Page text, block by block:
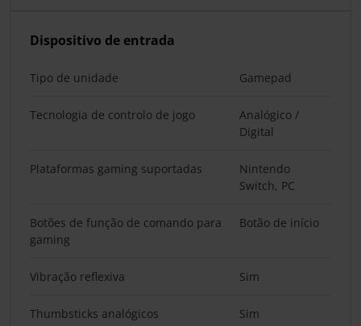
Dispositivo de entrada
Tipo de unidade Gamepad
Tecnologia de controlo de jogo
Analógico /
Digital
Plataformas gaming suportadas
Nintendo
Switch, PC
Botões de função de comando para
gaming
Botão de início
Vibração reflexiva Sim
Thumbsticks analógicos Sim